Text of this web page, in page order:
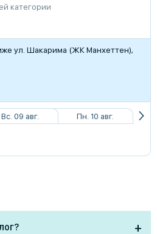
категории
ул. Шакарима (ЖК Манхеттен),
Вс. 09 авг. Пн. 10 авг.